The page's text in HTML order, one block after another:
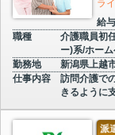
ラ
給与
職種
介護職員初
ー)系/ホー
勤務地
新潟県上越
仕事内容
訪問介護で
きるように
派